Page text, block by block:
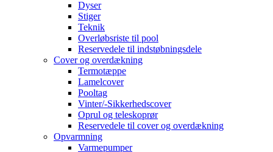
Dyser
Stiger
Teknik
Overløbsriste til pool
Reservedele til indstøbningsdele
Cover og overdækning
Termotæppe
Lamelcover
Pooltag
Vinter/-Sikkerhedscover
Oprul og teleskoprør
Reservedele til cover og overdækning
Opvarmning
Varmepumper